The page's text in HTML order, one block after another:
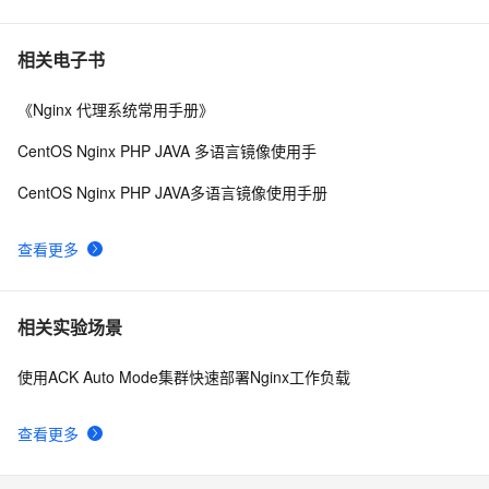
相关电子书
查看更多
《Nginx 代理系统常用手册》
CentOS Nginx PHP JAVA 多语言镜像使用手
CentOS Nginx PHP JAVA多语言镜像使用手册
相关实验场景
查看更多
使用ACK Auto Mode集群快速部署Nginx工作负载